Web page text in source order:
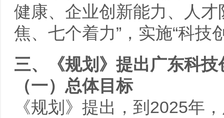
健康、企业创新能力、人
焦、七个着力”，实施“科技
三、《规划》提出广东科
（一）总体目标
《规划》提出，到2025年